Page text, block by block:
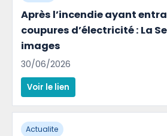
Après l’incendie ayant
coupures d’électricité : La
images
30/06/2026
Voir le lien
Actualite